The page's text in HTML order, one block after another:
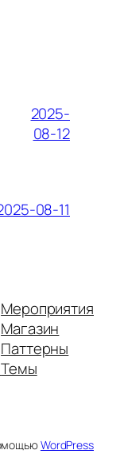
2025-
08-12
08-11
Мероприятия
Магазин
Паттерны
Темы
WordPress